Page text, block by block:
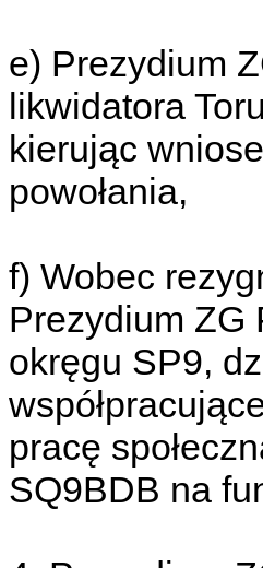
e) Prezydium
likwidatora
kierując
powołania,
f) Wobec
Prezydium ZG
okręgu SP9,
pracę
SQ9BDB na